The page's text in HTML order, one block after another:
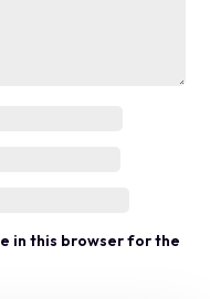
in this browser for the